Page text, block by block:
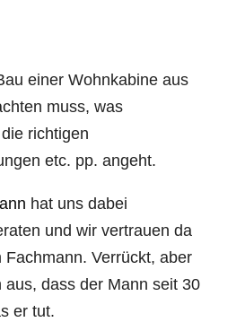
einer Wohnkabine aus
muss, was
richtigen
etc. pp. angeht.
hat uns dabei
und wir vertrauen da
Fachmann. Verrückt, aber
aus, dass der Mann seit 30
er tut.